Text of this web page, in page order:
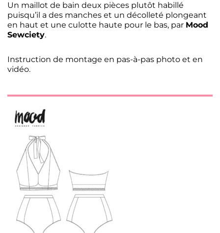
Un maillot de bain deux pièces plutôt habillé
puisqu’il a des manches et un décolleté plongeant
en haut et une culotte haute pour le bas, par Mood
Sewciety.
Instruction de montage en pas-à-pas photo et en
vidéo.